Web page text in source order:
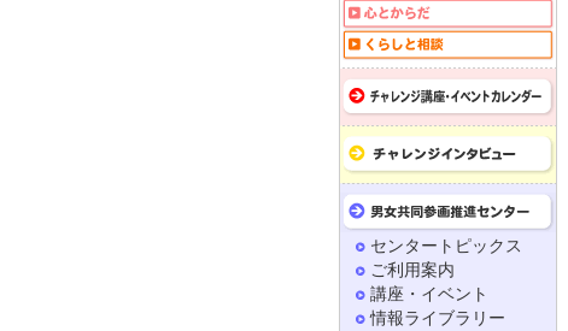
センタートピックス
ご利用案内
講座・イベント
情報ライブラリー